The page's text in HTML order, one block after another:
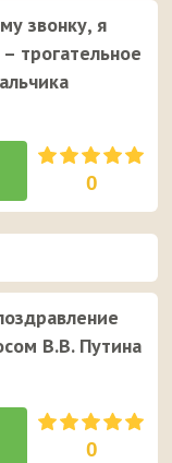
звонку, я
трогательное
0
В.В. Путина
0